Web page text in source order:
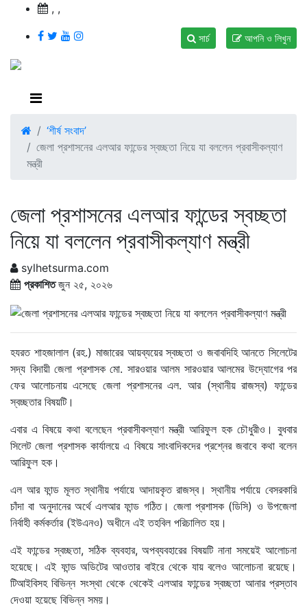
, ,
আপনি ও লিখুন
সার্চ
‘শীর্ষ সংবাদ’
জেলা প্রশাসনের এলআর ফান্ডের স্বচ্ছতা নিয়ে যা বললেন প্রবাসীকল্যাণ
মন্ত্রী
জেলা প্রশাসনের এলআর ফান্ডের স্বচ্ছতা
নিয়ে যা বললেন প্রবাসীকল্যাণ মন্ত্রী
sylhetsurma.com
প্রকাশিতজুন ২৫, ২০২৬
হযরত শাহজালাল (রহ.) মাজারের আয়ব্যয়ের স্বচ্ছতা ও জবাবদিহি আনতে সিলেটের
সদ্য বিদায়ী জেলা প্রশাসক মো. সারওয়ার আলম সারওয়ার আলমের উদ্যোগের পর
ফের আলোচনায় এসেছে জেলা প্রশাসনের এল. আর (স্থানীয় রাজস্ব) ফান্ডের
স্বচ্ছতার বিষয়টি।
এবার এ বিষয়ে কথা বলেছেন প্রবাসীকল্যাণ মন্ত্রী আরিফুল হক চৌধুরীও। বুধবার
সিলেট জেলা প্রশাসক কার্যালয়ে এ বিষয়ে সাংবাদিকদের প্রশ্নের জবাবে কথা বলেন
আরিফুল হক।
এল আর ফান্ড মূলত স্থানীয় পর্যায়ে আদায়কৃত রাজস্ব। স্থানীয় পর্যায়ে বেসরকারি
চাঁদা বা অনুদানের অর্থে এলআর ফান্ড গঠিত। জেলা প্রশাসক (ডিসি) ও উপজেলা
নির্বাহী কর্মকর্তার (ইউএনও) অধীনে এই তহবিল পরিচালিত হয়।
এই ফান্ডের স্বচ্ছতা, সঠিক ব্যবহার, অপব্যবহারের বিষয়টি নানা সময়েই আলোচনা
হয়েছে। এই ফান্ড অডিটের আওতার বাইরে থেকে যায় বলেও আলোচনা রয়েছে।
টিআইবিসহ বিভিন্ন সংস্থা থেকে থেকেই এলআর ফান্ডের স্বচ্ছতা আনার প্রস্তাব
দেওয়া হয়েছে বিভিন্ন সময়।